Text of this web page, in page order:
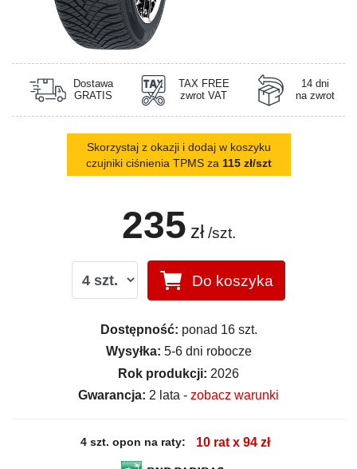
Dostawa
GRATIS
TAX FREE
zwrot VAT
14 dni
na zwrot
Skorzystaj z okazji i dodaj w koszyku
czujniki ciśnienia TPMS za 115 zł/szt
235 zł /szt.
Do koszyka
Dostępność: ponad 16 szt.
Wysyłka: 5-6 dni robocze
Rok produkcji: 2026
Gwarancja: 2 lata - zobacz warunki
4 szt. opon na raty: 10 rat x 94 zł